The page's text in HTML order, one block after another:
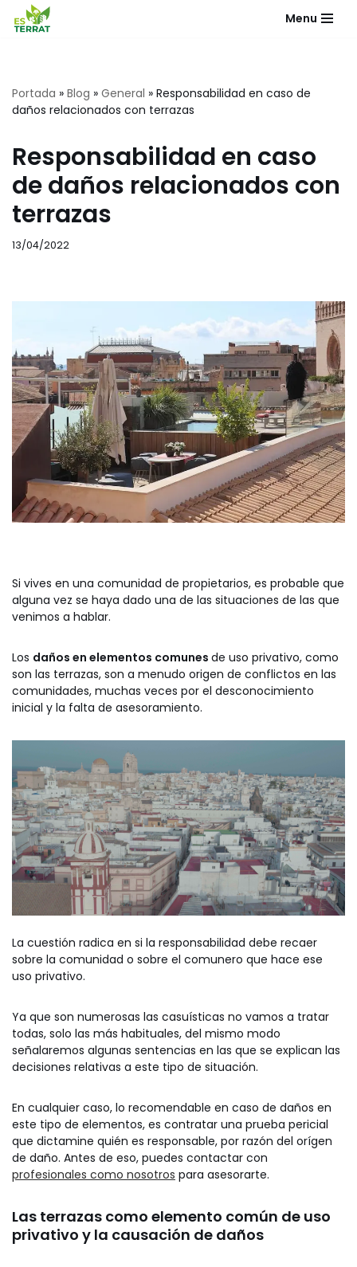
Menu
Portada » Blog » General » Responsabilidad en caso de
daños relacionados con terrazas
Responsabilidad en caso
de daños relacionados con
terrazas
13/04/2022
Si vives en una comunidad de propietarios, es probable que
alguna vez se haya dado una de las situaciones de las que
venimos a hablar.
Los daños en elementos comunes de uso privativo, como
son las terrazas, son a menudo origen de conflictos en las
comunidades, muchas veces por el desconocimiento
inicial y la falta de asesoramiento.
La cuestión radica en si la responsabilidad debe recaer
sobre la comunidad o sobre el comunero que hace ese
uso privativo.
Ya que son numerosas las casuísticas no vamos a tratar
todas, solo las más habituales, del mismo modo
señalaremos algunas sentencias en las que se explican las
decisiones relativas a este tipo de situación.
En cualquier caso, lo recomendable en caso de daños en
este tipo de elementos, es contratar una prueba pericial
que dictamine quién es responsable, por razón del orígen
de daño. Antes de eso, puedes contactar con
profesionales como nosotros para asesorarte.
Las terrazas como elemento común de uso
privativo y la causación de daños